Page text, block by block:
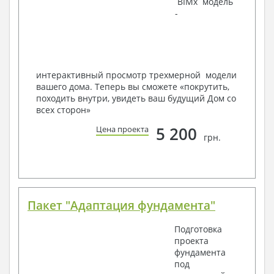
Инженеров – всегда готовы воплотить Вашу мечту
условий, за дополнительную плату.
Получить профессиональную консультацию у
наших специалистов, Вы можете любым
способом связи: закажите обратный звонок,
по viber, e-mail, телефон -
-
интерактивный просмотр трехмерной модели
вашего дома. Теперь вы сможете «покрутить,
походить внутри, увидеть ваш будущий Дом со
всех сторон»
Цена проекта 5 200 грн.
Пакет "Адаптация фундамента"
Подготовка
проекта
фундамента
под